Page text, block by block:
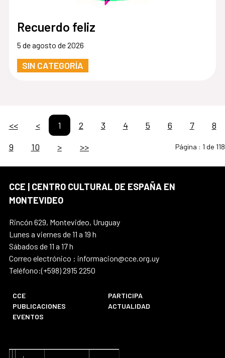
Recuerdo feliz
5 de agosto de 2026
SIN CATEGORÍA
<< < 1 2 3 4 5 6 7
8
9
10 > >> Página : 1 de 118
CCE | CENTRO CULTURAL DE ESPAÑA EN
MONTEVIDEO
Rincón 629, Montevideo, Uruguay
Lunes a viernes de 11 a 19 h
Sábados de 11 a 17 h
Correo electrónico : informacion@cce.org.uy
Teléfono:(+598) 2915 2250
CCE
PARTICIPA
PUBLICACIONES
ACTUALIDAD
EVENTOS